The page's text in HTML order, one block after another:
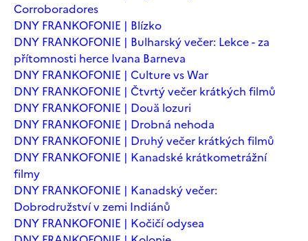
Corroboradores
DNY FRANKOFONIE | Blízko
DNY FRANKOFONIE | Bulharský večer: Lekce - za
přítomnosti herce Ivana Barneva
DNY FRANKOFONIE | Culture vs War
DNY FRANKOFONIE | Čtvrtý večer krátkých filmů
DNY FRANKOFONIE | Două lozuri
DNY FRANKOFONIE | Drobná nehoda
DNY FRANKOFONIE | Druhý večer krátkých filmů
DNY FRANKOFONIE | Kanadské krátkometrážní
filmy
DNY FRANKOFONIE | Kanadský večer:
Dobrodružství v zemi Indiánů
DNY FRANKOFONIE | Kočičí odysea